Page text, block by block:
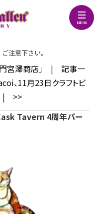
注意下さい。
宮澤商店」 | 記事一
、11月23日クラフトビ
| >>
Tavern 4周年パー